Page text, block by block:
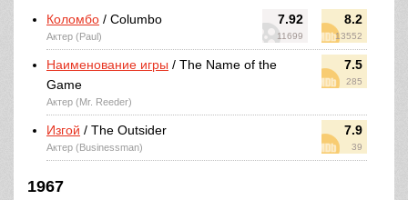
7.92
11699
8.2
13552
Коломбо / Columbo
Актер (Paul)
7.5
285
Наименование игры / The Name of the
Game
Актер (Mr. Reeder)
7.9
39
Изгой / The Outsider
Актер (Businessman)
1967